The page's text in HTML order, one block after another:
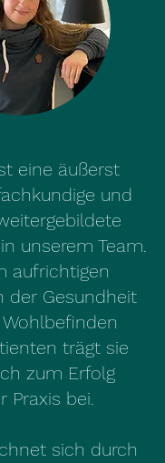
eine äußerst
und
unserem Team.
aufrichtigen
der Gesundheit
trägt sie
zum Erfolg
Praxis bei.
sich durch